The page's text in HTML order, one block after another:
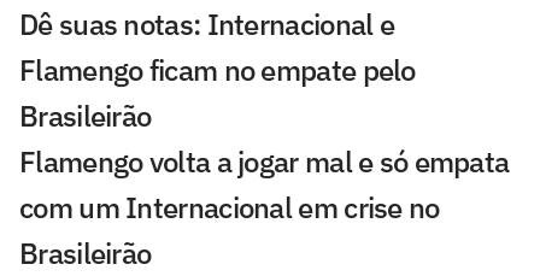
Dê suas notas: Internacional e
Flamengo ficam no empate pelo
Brasileirão
Flamengo volta a jogar mal e só empata
com um Internacional em crise no
Brasileirão